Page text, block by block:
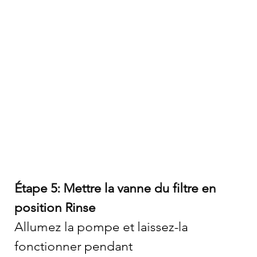
Étape 5: Mettre la vanne du filtre en
position Rinse
Allumez la pompe et laissez-la
fonctionner pendant